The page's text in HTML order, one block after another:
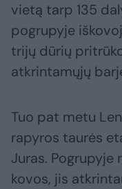
vietą tarp 135
pogrupyje
trijų dūrių
atkrintamųjų
Tuo pat metu
rapyros taurės
Juras. Pogrupyje
kovos, jis